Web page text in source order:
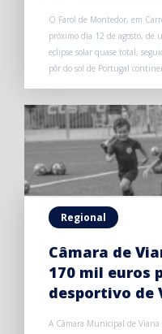
O Farol de Montedor, em
próximo dia 12 de agosto, de
eclipse solar quase total,
pôr do sol de Portugal
Regional
Câmara de
170 mil euros
desportivo de
A Câmara Municipal de